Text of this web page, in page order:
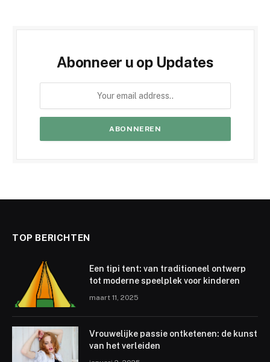
Abonneer u op Updates
TOP BERICHTEN
Een tipi tent: van traditioneel ontwerp
tot moderne speelplek voor kinderen
maart 11, 2025
Vrouwelijke passie ontketenen: de kunst
van het verleiden